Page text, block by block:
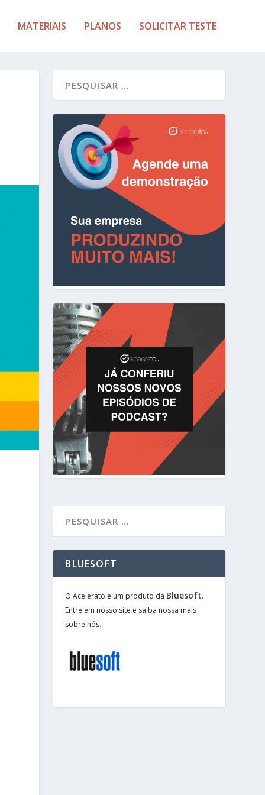
MATERIAIS PLANOS SOLICITAR TESTE
BLUESOFT
O Acelerato é um produto da Bluesoft.
Entre em nosso site e saiba nossa mais
sobre nós.